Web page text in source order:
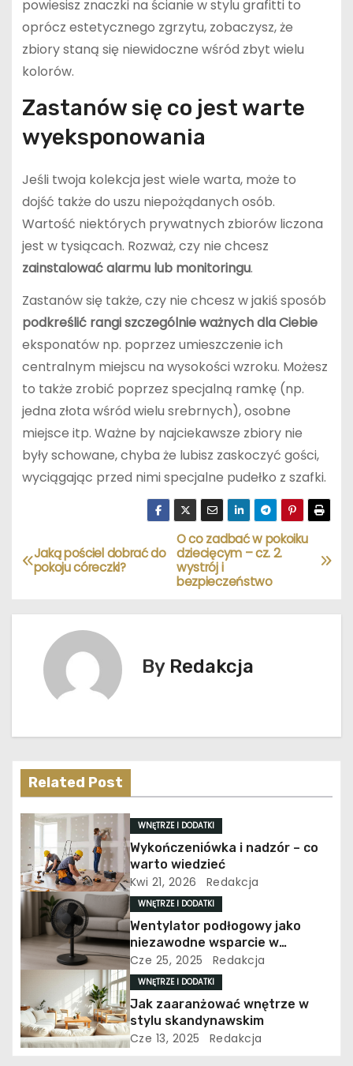
powiesisz znaczki na ścianie w stylu grafitti to
oprócz estetycznego zgrzytu, zobaczysz, że
zbiory staną się niewidoczne wśród zbyt wielu
kolorów.
Zastanów się co jest warte
wyeksponowania
Jeśli twoja kolekcja jest wiele warta, może to
dojść także do uszu niepożądanych osób.
Wartość niektórych prywatnych zbiorów liczona
jest w tysiącach. Rozważ, czy nie chcesz
zainstalować alarmu lub monitoringu.
Zastanów się także, czy nie chcesz w jakiś sposób
podkreślić rangi szczególnie ważnych dla Ciebie
eksponatów np. poprzez umieszczenie ich
centralnym miejscu na wysokości wzroku. Możesz
to także zrobić poprzez specjalną ramkę (np.
jedna złota wśród wielu srebrnych), osobne
miejsce itp. Ważne by najciekawsze zbiory nie
były schowane, chyba że lubisz zaskoczyć gości,
wyciągając przed nimi specjalne pudełko z szafki.
N
a
w
c
a
w
p
i
s
u
O co zadbać w pokoiku
dziecięcym – cz. 2.
wystrój i
bezpieczeństwo
Jaką pościel dobrać do
pokoju córeczki?
By Redakcja
Related Post
WNĘTRZE I DODATKI
Wykończeniówka i nadzór – co
warto wiedzieć
Kwi 21, 2026 Redakcja
WNĘTRZE I DODATKI
Wentylator podłogowy jako
niezawodne wsparcie w
utrzymaniu komfortu
termicznego
Cze 25, 2025 Redakcja
WNĘTRZE I DODATKI
Jak zaaranżować wnętrze w
stylu skandynawskim
Cze 13, 2025 Redakcja